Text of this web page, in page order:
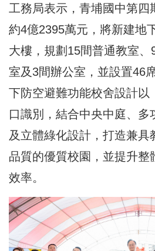
工務局表示，青埔國中第四
約4億2395萬元，將新建地
大樓，規劃15間普通教室
室及3間辦公室，並設置46
下防空避難功能校舍設計以
口識別，結合中央中庭、多
及立體綠化設計，打造兼具
品質的優質校園，並提升整
效率。